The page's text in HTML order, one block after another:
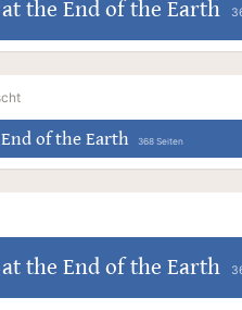
the End of the Earth
of the Earth 368 Seiten
the End of the Earth